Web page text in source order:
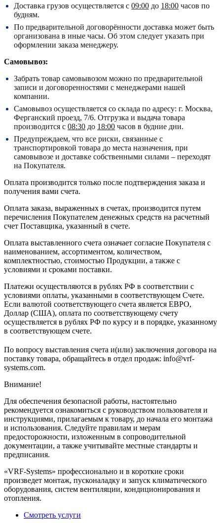
Доставка грузов осуществляется с 09:00 до 18:00 часов по
будням.
По предварительной договорённости доставка может быть
организована в иные часы. Об этом следует указать при
оформлении заказа менеджеру.
Самовывоз:
Забрать товар самовывозом можно по предварительной
записи и договоренностями с менеджерами нашей
компании.
Самовывоз осуществляется со склада по адресу: г. Москва,
Ферганский проезд, 7/6. Отгрузка и выдача товара
производится с 08:30 до 18:00 часов в будние дни.
Предупреждаем, что все риски, связанные с
транспортировкой товара до места назначения, при
самовывозе и доставке собственными силами – переходят
на Покупателя.
Оплата производится только после подтверждения заказа и
получения вами счета.
Оплата заказа, выраженных в счетах, производится путем
перечисления Покупателем денежных средств на расчетный
счет Поставщика, указанный в счете.
Оплата выставленного счета означает согласие Покупателя с
наименованием, ассортиментом, количеством,
комплектностью, стоимостью Продукции, а также с
условиями и сроками поставки.
Платежи осуществляются в рублях РФ в соответствии с
условиями оплаты, указанными в соответствующем Счете.
Если валютой соответствующего счета является ЕВРО,
Доллар (США), оплата по соответствующему cчету
осуществляется в рублях РФ по курсу и в порядке, указанному
в соответствующем cчете.
По вопросу выставления счета и(или) заключения договора на
поставку товара, обращайтесь в отдел продаж: info@vrf-
systems.com.
Внимание!
Для обеспечения безопасной работы, настоятельно
рекомендуется ознакомиться с руководством пользователя и
инструкциями, прилагаемым к товару, до начала его монтажа
и использования. Следуйте правилам и мерам
предосторожности, изложенным в сопроводительной
документации, а также учитывайте местные стандарты и
предписания.
«VRF-Systems» профессионально и в короткие сроки
произведет монтаж, пусконаладку и запуск климатического
оборудования, систем вентиляции, кондиционирования и
отопления.
Смотреть услуги